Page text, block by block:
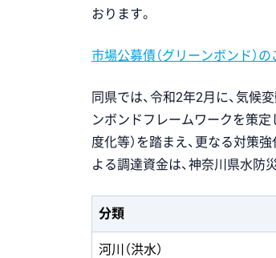
おります。
市場公募債（グリーンボンド）の
同県では、令和2年2月に、気候
ンボンドフレームワークを策定
度化等）を踏まえ、更なる対策
よる調達資金は、神奈川県水防
分類
河川（洪水）